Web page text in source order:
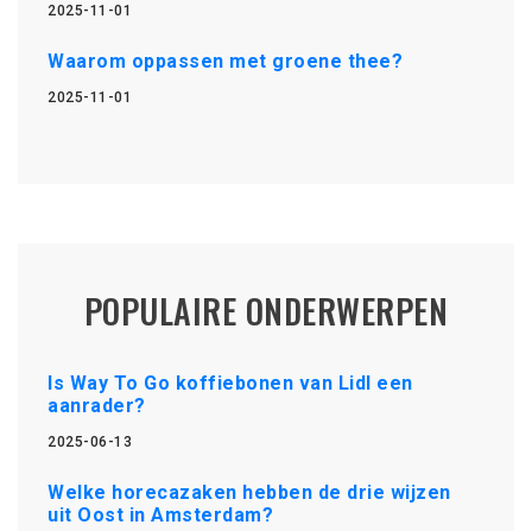
2025-11-01
Waarom oppassen met groene thee?
2025-11-01
POPULAIRE ONDERWERPEN
Is Way To Go koffiebonen van Lidl een
aanrader?
2025-06-13
Welke horecazaken hebben de drie wijzen
uit Oost in Amsterdam?